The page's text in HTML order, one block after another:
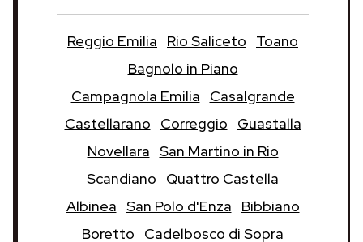
Reggio Emilia Rio Saliceto
Toano
Bagnolo in Piano
Campagnola Emilia
Casalgrande
Castellarano
Correggio
Guastalla
Novellara San Martino in Rio
Scandiano
Quattro Castella
Albinea San Polo d'Enza
Bibbiano
Boretto
Cadelbosco di Sopra